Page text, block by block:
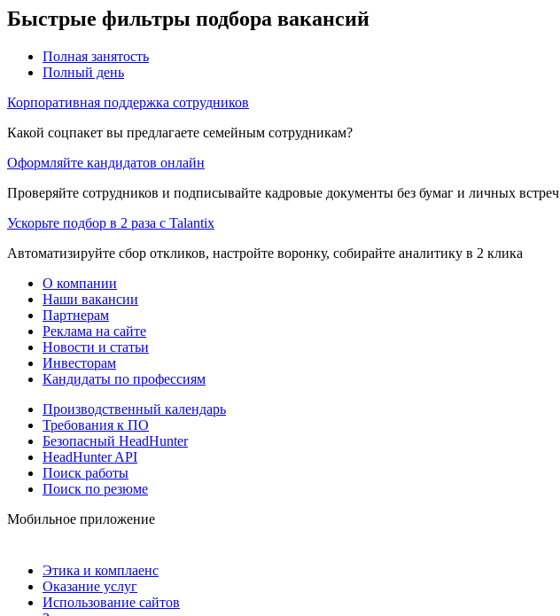
Быстрые фильтры подбора вакансий
Полная занятость
Полный день
Корпоративная поддержка сотрудников
Какой соцпакет вы предлагаете семейным сотрудникам?
Оформляйте кандидатов онлайн
Проверяйте сотрудников и подписывайте кадровые документы без бумаг и личных встреч
Ускорьте подбор в 2 раза с Talantix
Автоматизируйте сбор откликов, настройте воронку, собирайте аналитику в 2 клика
О компании
Наши вакансии
Партнерам
Реклама на сайте
Новости и статьи
Инвесторам
Кандидаты по профессиям
Производственный календарь
Требования к ПО
Безопасный HeadHunter
HeadHunter API
Поиск работы
Поиск по резюме
Мобильное приложение
Этика и комплаенс
Оказание услуг
Использование сайтов